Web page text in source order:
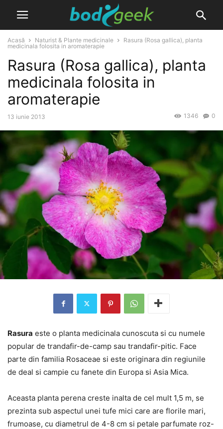
Acasă Naturist & Plante medicinale
Rasura (Rosa gallica), planta
medicinala folosita in aromaterapie
Rasura (Rosa gallica), planta
medicinala folosita in
aromaterapie
13 iunie 2013 0
1346
Rasura este o planta medicinala cunoscuta si cu numele
popular de trandafir-de-camp sau trandafir-pitic. Face
parte din familia Rosaceae si este originara din regiunile
de deal si campie cu fanete din Europa si Asia Mica.
Aceasta planta perena creste inalta de cel mult 1,5 m, se
prezinta sub aspectul unei tufe mici care are florile mari,
frumoase, cu diametrul de 4-8 cm si petale parfumate roz-